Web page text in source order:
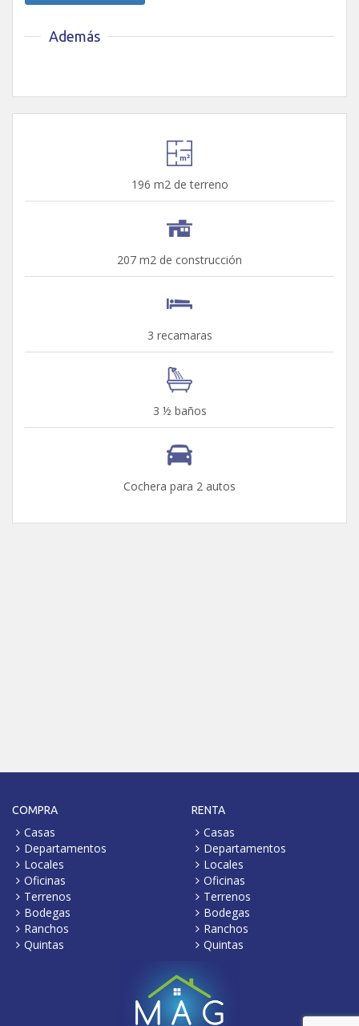
Además
196 m2 de terreno
207 m2 de construcción
3 recamaras
3 ½ baños
Cochera para 2 autos
COMPRA
Casas
Departamentos
Locales
Oficinas
Terrenos
Bodegas
Ranchos
Quintas
RENTA
Casas
Departamentos
Locales
Oficinas
Terrenos
Bodegas
Ranchos
Quintas